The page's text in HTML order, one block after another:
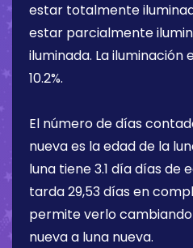
estar totalmente
estar parcialmente
iluminada. La iluminación
10.2%.
El número de días
nueva es la edad de la
luna tiene3.1 díadías de
tarda 29,53 días en
permite verlo
nueva a luna nueva.